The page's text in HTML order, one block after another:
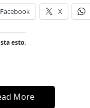
Facebook X
esto:
More